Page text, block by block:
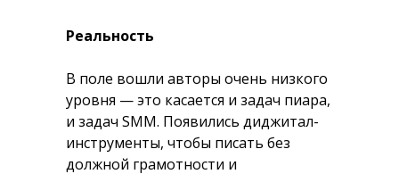
Реальность
В поле вошли авторы очень низкого
уровня — это касается и задач пиара,
и задач SMM. Появились диджитал-
инструменты, чтобы писать без
должной грамотности и